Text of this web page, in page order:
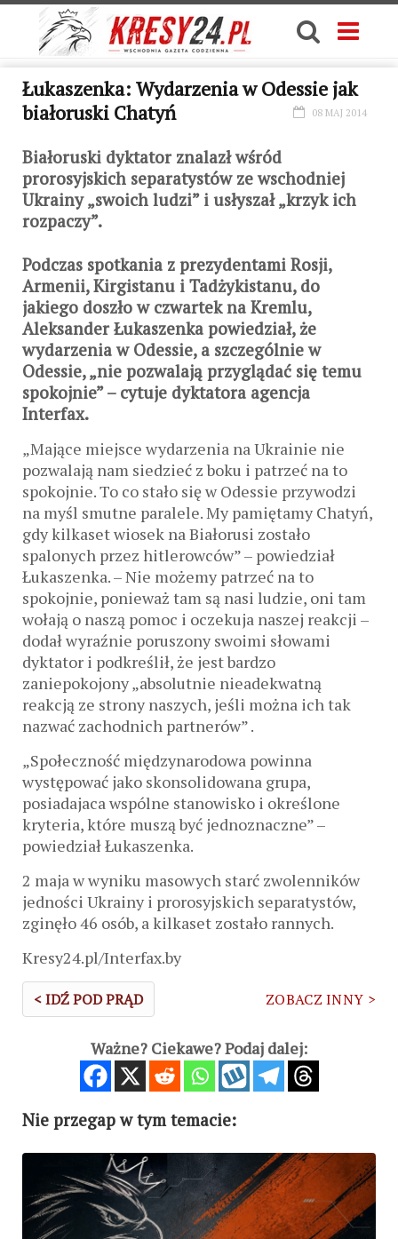
Łukaszenka: Wydarzenia w Odessie jak
białoruski Chatyń
08 MAJ 2014
Białoruski dyktator znalazł wśród
prorosyjskich separatystów ze wschodniej
Ukrainy „swoich ludzi” i usłyszał „krzyk ich
rozpaczy”.
Podczas spotkania z prezydentami Rosji,
Armenii, Kirgistanu i Tadżykistanu, do
jakiego doszło w czwartek na Kremlu,
Aleksander Łukaszenka powiedział, że
wydarzenia w Odessie, a szczególnie w
Odessie, „nie pozwalają przyglądać się temu
spokojnie” – cytuje dyktatora agencja
Interfax.
„Mające miejsce wydarzenia na Ukrainie nie
pozwalają nam siedzieć z boku i patrzeć na to
spokojnie. To co stało się w Odessie przywodzi
na myśl smutne paralele. My pamiętamy Chatyń,
gdy kilkaset wiosek na Białorusi zostało
spalonych przez hitlerowców” – powiedział
Łukaszenka. – Nie możemy patrzeć na to
spokojnie, ponieważ tam są nasi ludzie, oni tam
wołają o naszą pomoc i oczekuja naszej reakcji –
dodał wyraźnie poruszony swoimi słowami
dyktator i podkreślił, że jest bardzo
zaniepokojony „absolutnie nieadekwatną
reakcją ze strony naszych, jeśli można ich tak
nazwać zachodnich partnerów” .
„Społeczność międzynarodowa powinna
występować jako skonsolidowana grupa,
posiadajaca wspólne stanowisko i określone
kryteria, które muszą być jednoznaczne” –
powiedział Łukaszenka.
2 maja w wyniku masowych starć zwolenników
jedności Ukrainy i prorosyjskich separatystów,
zginęło 46 osób, a kilkaset zostało rannych.
Kresy24.pl/Interfax.by
< IDŹ POD PRĄD ZOBACZ INNY >
Ważne? Ciekawe? Podaj dalej:
Nie przegap w tym temacie: